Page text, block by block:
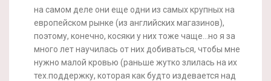
на самом деле они еще одни из самых крупных на
европейском рынке (из английских магазинов),
поэтому, конечно, косяки у них тоже чаще…но я за
много лет научилась от них добиваться, чтобы мне
нужно малой кровью (раньше жутко злилась на их
тех.поддержку, которая как будто издевается над